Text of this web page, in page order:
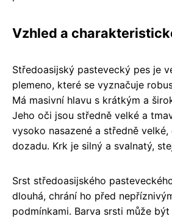
Vzhled a
Středoasijský pastevecký pes je
plemeno, které se vyznačuje
Má masivní hlavu s krátkým a
Jeho oči jsou středně velké a
vysoko nasazené a středně
dozadu. Krk je silný a svalnatý,
Srst středoasijského
dlouhá, chrání ho před
podmínkami. Barva srsti může